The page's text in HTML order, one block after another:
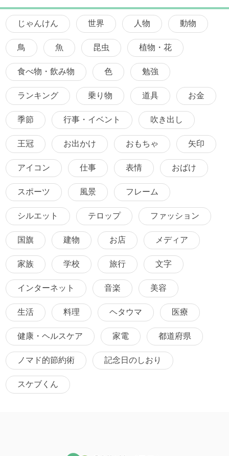
じゃんけん 世界 人物 動物
鳥 魚 昆虫 植物・花
食べ物・飲み物 色 勉強
ランキング 乗り物 道具 お金
季節 行事・イベント 吹き出し
王冠 お出かけ おもちゃ 矢印
アイコン 仕事 表情 おばけ
スポーツ 風景 フレーム
シルエット テロップ ファッション
国旗 建物 お店 メディア
家族 学校 旅行 文字
インターネット 音楽 美容
生活 料理 ヘタウマ 医療
健康・ヘルスケア 家電 都道府県
ノマド的節約術 記念日のしおり
スケブくん